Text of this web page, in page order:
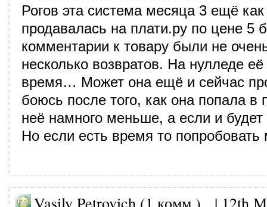
Рогов эта система месяца 3 ещё как
продавалась на плати.ру по цене 5
комментарии к товару были не
несколько возвратов. На нулледе
время… Может она ещё и сейчас
боюсь после того, как она попала в
неё намного меньше, а если и будет
Но если есть время то
Vasily Petrovich (1 комм.) | 12th